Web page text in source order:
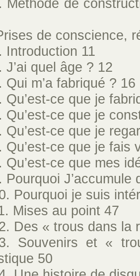
Méthode de
de conscience,
Introduction 11
J’ai quel âge ? 12
Qui m’a fabriqué ? 16
Qu’est-ce que je
Qu’est-ce que je
Qu’est-ce que je
Qu’est-ce que je fais
Qu’est-ce que mes
Pourquoi J’accumule
Pourquoi je suis
Mises au point 47
Des « trous dans la
Souvenirs et «
50